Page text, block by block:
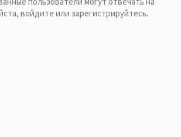
войдите или зарегистрируйтесь.